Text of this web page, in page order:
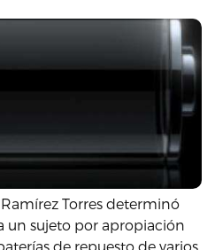
Ramírez Torres determinó
un sujeto por apropiación
de repuesto de varios